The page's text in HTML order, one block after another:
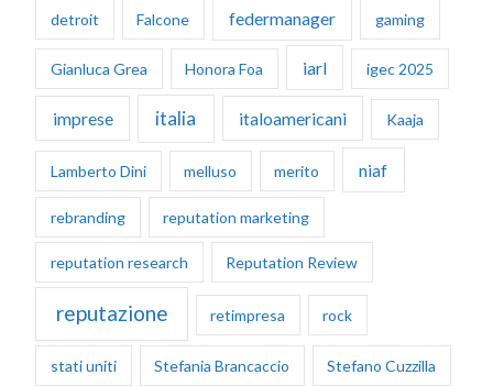
detroit Falcone federmanager gaming
Gianluca Grea Honora Foa iarl igec 2025
imprese italia italoamericani Kaaja
Lamberto Dini melluso merito niaf
rebranding reputation marketing
reputation research Reputation Review
reputazione retimpresa rock
stati uniti Stefania Brancaccio Stefano Cuzzilla